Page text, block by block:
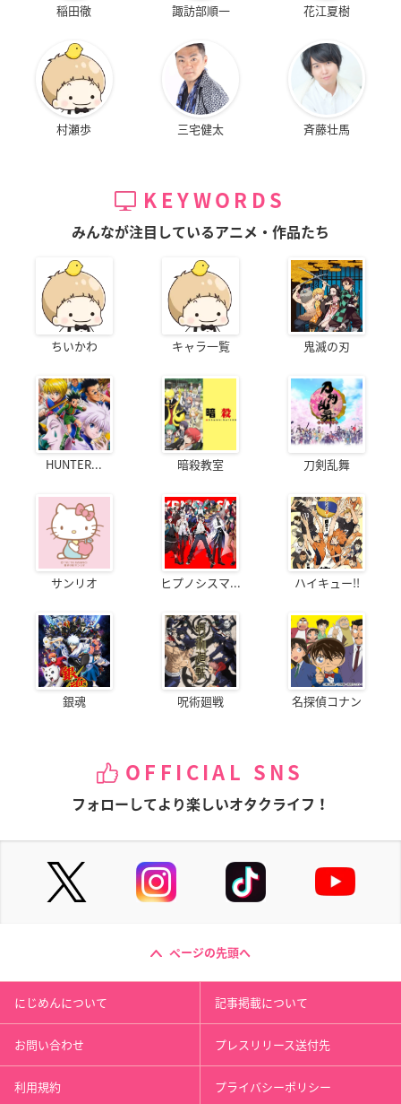
稲田徹 諏訪部順一 花江夏樹
村瀬歩 三宅健太 斉藤壮馬
KEYWORDS
みんなが注目しているアニメ・作品たち
ちいかわ キャラ一覧 鬼滅の刃
HUNTER... 暗殺教室 刀剣乱舞
サンリオ ヒプノシスマ... ハイキュー!!
銀魂 呪術廻戦 名探偵コナン
OFFICIAL SNS
フォローしてより楽しいオタクライフ！
ページの先頭へ
にじめんについて 記事掲載について
お問い合わせ プレスリリース送付先
利用規約 プライバシーポリシー